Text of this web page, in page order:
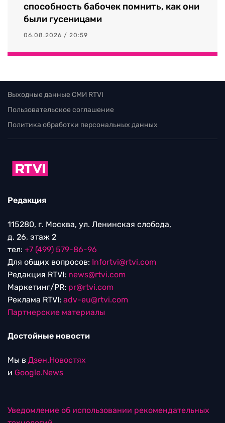
способность бабочек помнить, как они
были гусеницами
06.08.2026 / 20:59
Выходные данные СМИ RTVI
Пользовательское соглашение
Политика обработки персональных данных
Редакция
115280, г. Москва, ул. Ленинская слобода,
д. 26, этаж 2
тел: +7 (499) 579-86-96
Для общих вопросов: Infortvi@rtvi.com
Редакция RTVI: news@rtvi.com
Маркетинг/PR: pr@rtvi.com
Реклама RTVI: adv-eu@rtvi.com
Партнерские материалы
Достойные новости
Мы в Дзен.Новостях
и Google.News
Уведомление об использовании рекомендательных